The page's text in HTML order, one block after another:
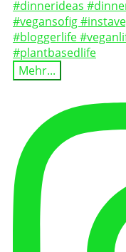
Mehr...